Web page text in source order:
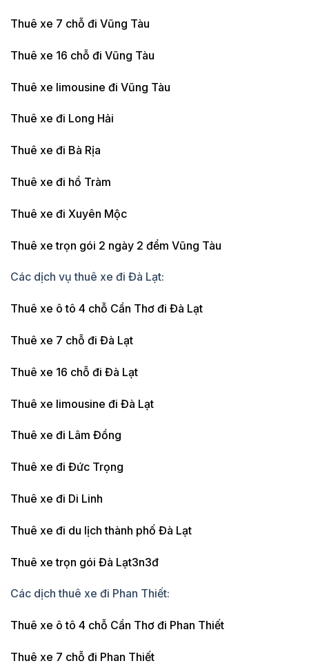
Thuê xe 7 chỗ đi Vũng Tàu
Thuê xe 16 chỗ đi Vũng Tàu
Thuê xe limousine đi Vũng Tàu
Thuê xe đi Long Hải
Thuê xe đi Bà Rịa
Thuê xe đi hồ Tràm
Thuê xe đi Xuyên Mộc
Thuê xe trọn gói 2 ngày 2 đểm Vũng Tàu
Các dịch vụ thuê xe đi Đà Lạt:
Thuê xe ô tô 4 chỗ Cần Thơ đi Đà Lạt
Thuê xe 7 chỗ đi Đà Lạt
Thuê xe 16 chỗ đi Đà Lạt
Thuê xe limousine đi Đà Lạt
Thuê xe đi Lâm Đồng
Thuê xe đi Đức Trọng
Thuê xe đi Di Linh
Thuê xe đi du lịch thành phố Đà Lạt
Thuê xe trọn gói Đà Lạt3n3đ
Các dịch thuê xe đi Phan Thiết:
Thuê xe ô tô 4 chỗ Cần Thơ đi Phan Thiết
Thuê xe 7 chỗ đi Phan Thiết